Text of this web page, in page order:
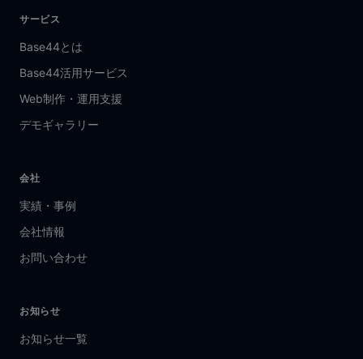
サービス
Base44とは
Base44活用サービス
Web制作・運用支援
デモギャラリー
会社
実績・事例
会社情報
お問い合わせ
お知らせ
お知らせ一覧